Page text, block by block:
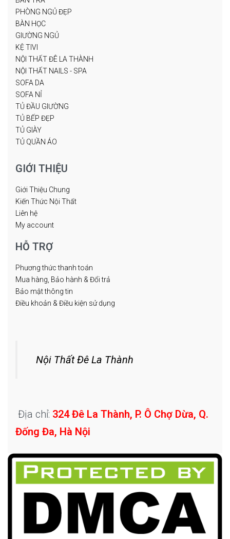
PHÒNG NGỦ ĐẸP
BÀN HỌC
GIƯỜNG NGỦ
KỆ TIVI
NỘI THẤT ĐÊ LA THÀNH
NỘI THẤT NAILS - SPA
SOFA DA
SOFA NỈ
TỦ ĐẦU GIƯỜNG
TỦ BẾP ĐẸP
TỦ GIÀY
TỦ QUẦN ÁO
GIỚI THIỆU
Giới Thiệu Chung
Kiến Thức Nội Thất
Liên hệ
My account
HỖ TRỢ
Phương thức thanh toán
Mua hàng, Bảo hành & Đổi trả
Bảo mật thông tin
Điều khoản & Điều kiện sử dụng
Nội Thất Đê La Thành
Địa chỉ: 324 Đê La Thành, P. Ô Chợ Dừa, Q.
Đống Đa, Hà Nội